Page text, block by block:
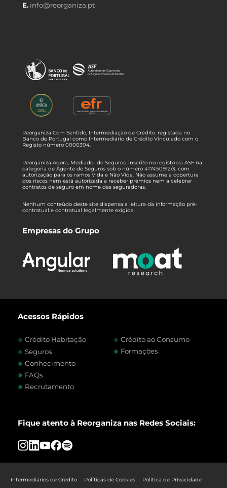
E. info@reorganiza.pt
Reorganiza Com Sentido, Intermediação de Crédito: registada no
Banco de Portugal como Intermediário de Crédito Vinculado com o
Registo número 0000304.
Reorganiza Agora, Mediador de Seguros: inscrito no registo da ASF na
categoria de Agente de Seguros sob o número 417450912/3, com
autorização para os ramos Vida e Não Vida. Não assume a cobertura
dos riscos nem está autorizada a receber prémios nem a celebrar
contratos de seguro em nome das seguradoras.
Nenhum conteúdo deste site dispensa a leitura da informação pré-
contratual e contratual legalmente exigida.
Empresas do Grupo
Acessos Rápidos
Crédito Habitação
Crédito ao Consumo
Seguros
Formações
Conhecimento
FAQs
Recrutamento
Fique atento à Reorganiza nas Redes Sociais:
Intermediários de Crédito Políticas de Cookies Política de Privacidade